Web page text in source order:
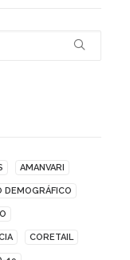
AMANVARI
DEMOGRÁFICO
CORETAIL